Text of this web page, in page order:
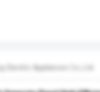
Electric Appliances Co.,Ltd.